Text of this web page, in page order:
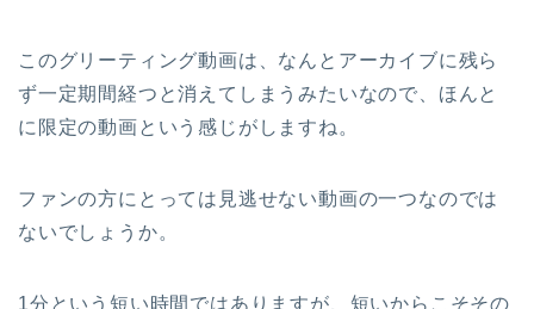
このグリーティング動画は、なんとアーカイブに残ら
ず一定期間経つと消えてしまうみたいなので、ほんと
に限定の動画という感じがしますね。
ファンの方にとっては見逃せない動画の一つなのでは
ないでしょうか。
1分という短い時間ではありますが、短いからこそその